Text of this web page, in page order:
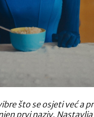
što se osjeti već a
prvi naziv.